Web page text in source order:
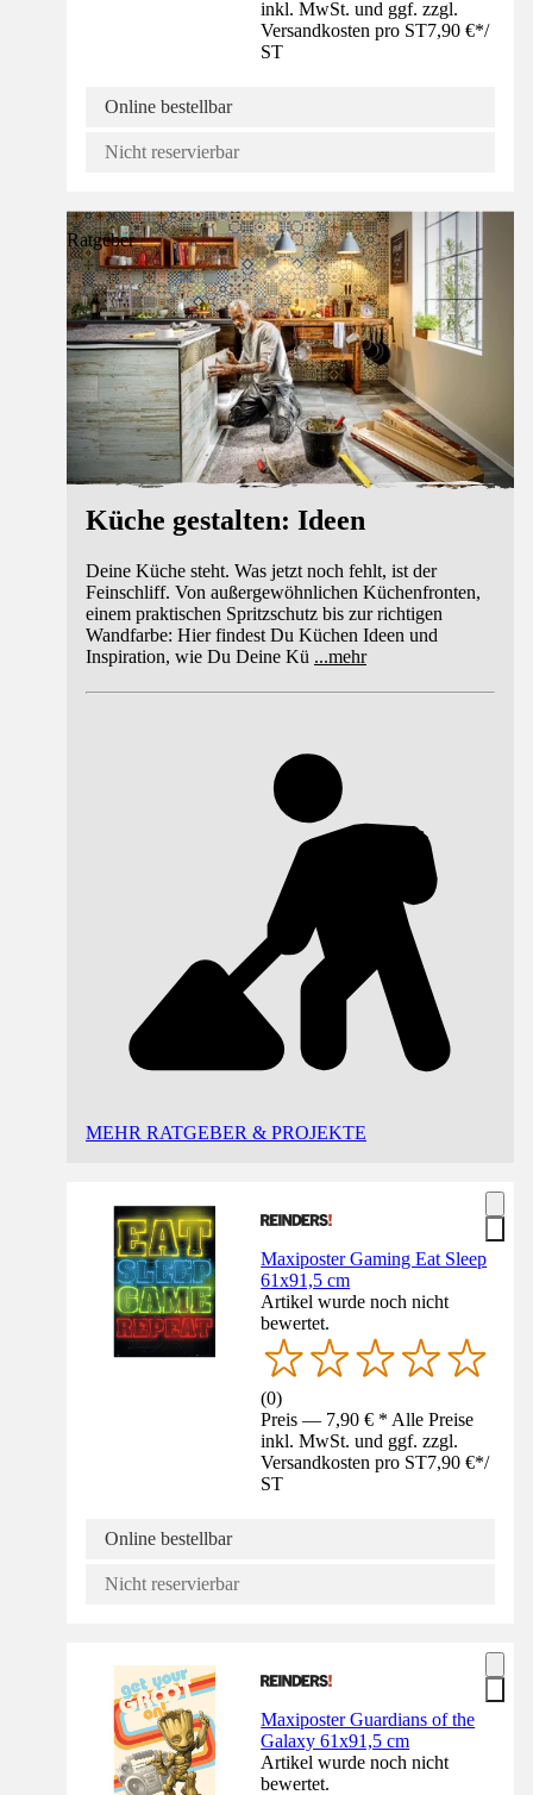
inkl. MwSt. und ggf. zzgl.
Versandkosten pro ST7,90 €*/
ST
Online bestellbar
Nicht reservierbar
Ratgeber
Küche gestalten: Ideen
Deine Küche steht. Was jetzt noch fehlt, ist der
Feinschliff. Von außergewöhnlichen Küchenfronten,
einem praktischen Spritzschutz bis zur richtigen
Wandfarbe: Hier findest Du Küchen Ideen und
Inspiration, wie Du Deine Kü ...mehr
MEHR RATGEBER & PROJEKTE
Maxiposter Gaming Eat Sleep
61x91,5 cm
Artikel wurde noch nicht
bewertet.
(0)
Preis — 7,90 € * Alle Preise
inkl. MwSt. und ggf. zzgl.
Versandkosten pro ST7,90 €*/
ST
Online bestellbar
Nicht reservierbar
Maxiposter Guardians of the
Galaxy 61x91,5 cm
Artikel wurde noch nicht
bewertet.